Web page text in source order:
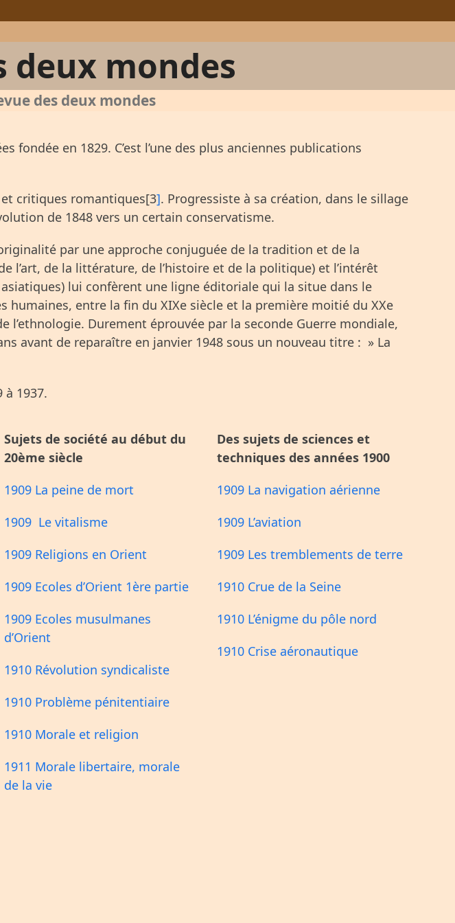
deux mondes
des deux mondes
fondée en 1829. C’est l’une des plus anciennes publications
et critiques romantiques[3]. Progressiste à sa création, dans le sillage
de 1848 vers un certain conservatisme.
par une approche conjuguée de la tradition et de la
l’art, de la littérature, de l’histoire et de la politique) et l’intérêt
lui confèrent une ligne éditoriale qui la situe dans le
entre la fin du XIXe siècle et la première moitié du XXe
Durement éprouvée par la seconde Guerre mondiale,
avant de reparaître en janvier 1948 sous un nouveau titre : » La
1937.
Sujets de société au début du
20ème siècle
1909 La peine de mort
1909 Le vitalisme
1909 Religions en Orient
1909 Ecoles d’Orient 1ère partie
1909 Ecoles musulmanes
d’Orient
1910 Révolution syndicaliste
1910 Problème pénitentiaire
1910 Morale et religion
1911 Morale libertaire, morale
de la vie
Des sujets de sciences et
techniques des années 1900
1909 La navigation aérienne
1909 L’aviation
1909 Les tremblements de terre
1910 Crue de la Seine
1910 L’énigme du pôle nord
1910 Crise aéronautique